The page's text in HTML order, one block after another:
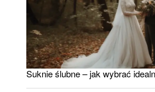
Suknie ślubne – jak wybrać